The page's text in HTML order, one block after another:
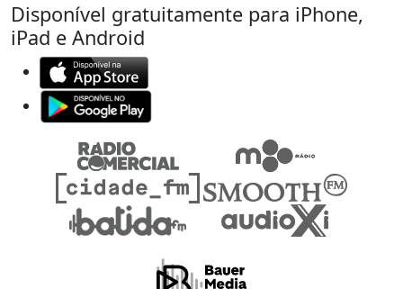
Disponível gratuitamente para iPhone,
iPad e Android